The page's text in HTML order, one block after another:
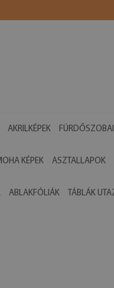
AKRILKÉPEK
KÉPEK ASZTALLAPOK
ABLAKFÓLIÁK TÁBLÁK